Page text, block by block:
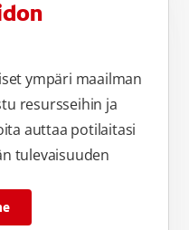
ympäri maailman
resursseihin ja
auttaa potilaitasi
tulevaisuuden